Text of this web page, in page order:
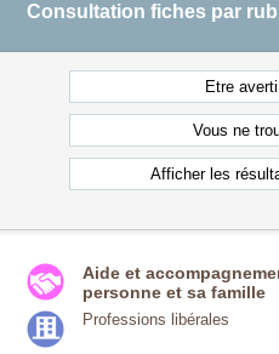
Consultation fiches par
Etre averti
Vous ne
Afficher les
Aide et
personne et sa famille
Professions libérales